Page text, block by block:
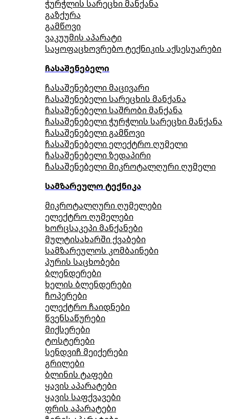
ჭურჭლის სარეცხი მანქანა
გაზქურა
გამწოვი
ვაკუუმის აპარატი
საყოფაცხოვრებო ტექნიკის აქსესუარები
ჩასაშენებელი
ჩასაშენებელი მაცივარი
ჩასაშენებელი სარეცხის მანქანა
ჩასაშენებელი საშრობი მანქანა
ჩასაშენებელი ჭურჭლის სარეცხი მანქანა
ჩასაშენებელი გამწოვი
ჩასაშენებელი ელექტრო ღუმელი
ჩასაშენებელი ზედაპირი
ჩასაშენებელი მიკროტალღური ღუმელი
სამზარეულო ტექნიკა
მიკროტალღური ღუმელები
ელექტრო ღუმელები
ხორცსაკეპი მანქანები
მულტისახარში ქვაბები
სამზარეულოს კომბაინები
პურის საცხობები
ბლენდერები
ხელის ბლენდერები
ჩოპერები
ელექტრო ჩაიდნები
წვენსაწურები
მიქსერები
ტოსტერები
სენდვიჩ მეიქერები
გრილები
ბლინის ტაფები
ყავის აპარატები
ყავის საფქვავები
ფრის აპარატები